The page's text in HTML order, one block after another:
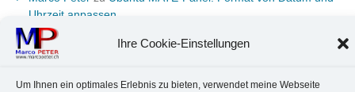
Ihre Cookie-Einstellungen
Um Ihnen ein optimales Erlebnis zu bieten, verwendet meine Webseite
Uhrzeit anpassen
Johannes
Uhrzeit anpassen
aus Mittelbergheim